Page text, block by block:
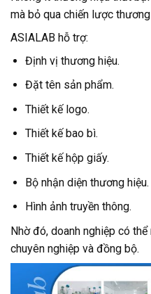
mà bỏ qua chiến lược thương
ASIALAB hỗ trợ:
Định vị thương hiệu.
Đặt tên sản phẩm.
Thiết kế logo.
Thiết kế bao bì.
Thiết kế hộp giấy.
Bộ nhận diện thương hiệu.
Hình ảnh truyền thông.
Nhờ đó, doanh nghiệp có
chuyên nghiệp và đồng bộ.